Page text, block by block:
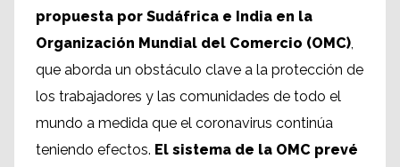
propuesta por Sudáfrica e India en la
Organización Mundial del Comercio (OMC),
que aborda un obstáculo clave a la protección de
los trabajadores y las comunidades de todo el
mundo a medida que el coronavirus continúa
teniendo efectos. El sistema de la OMC prevé